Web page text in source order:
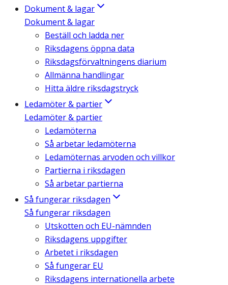
Dokument & lagar
Dokument & lagar
Beställ och ladda ner
Riksdagens öppna data
Riksdagsförvaltningens diarium
Allmänna handlingar
Hitta äldre riksdagstryck
Ledamöter & partier
Ledamöter & partier
Ledamöterna
Så arbetar ledamöterna
Ledamöternas arvoden och villkor
Partierna i riksdagen
Så arbetar partierna
Så fungerar riksdagen
Så fungerar riksdagen
Utskotten och EU-nämnden
Riksdagens uppgifter
Arbetet i riksdagen
Så fungerar EU
Riksdagens internationella arbete